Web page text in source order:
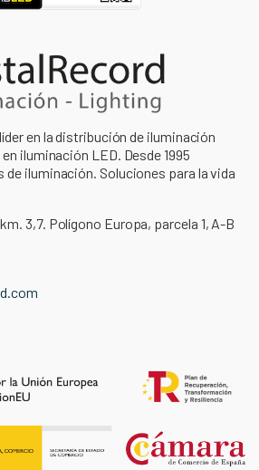
en la distribución de iluminación
iluminación LED. Desde 1995
iluminación. Soluciones para la vida
3,7. Polígono Europa, parcela 1, A-B